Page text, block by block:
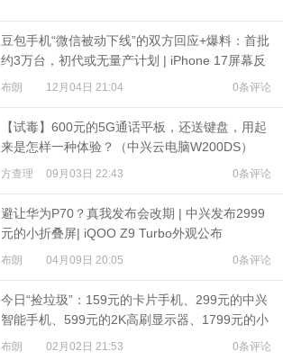
豆包手机“微信被动下线”的双方回应+爆料：首批
约3万台，初代或无量产计划 | iPhone 17屏幕反
射率测试
布朗 12月04日 21:04 0条评论
【试毒】600元的5G通话平板，还送键盘，用起
来是怎样一种体验？（中兴云电脑W200DS）
方查理 09月03日 22:43 0条评论
避让华为P70？真我发布会改期 | 中兴发布2999
元的小折叠屏| iQOO Z9 Turbo外观公布
布朗 04月09日 20:05 0条评论
今日“捡垃圾”：159元的卡片手机、299元的中兴
智能手机、599元的2K高刷显示器、1799元的小
米平板5 Pro 12.4
布朗 02月02日 21:53 0条评论